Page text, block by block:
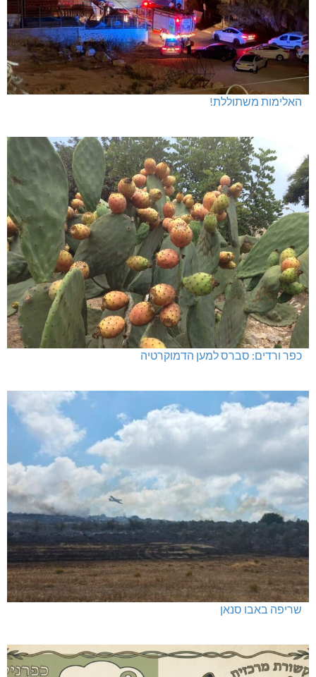
האלימות משתוללת!
כפר ורדים: סברס למען הדמוקרטיה
שריפה באבו סנאן